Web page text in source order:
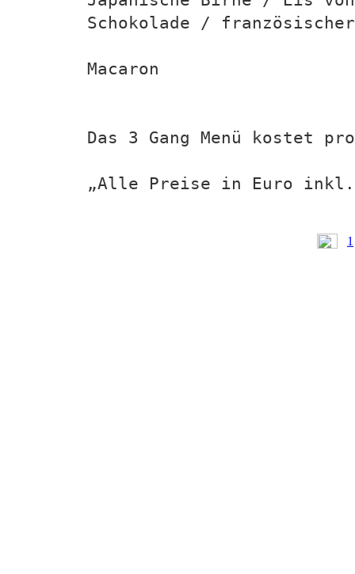
Schokolade /
Macaron
Das 3 Gang Menü kostet
„Alle Preise in Euro inkl.
1